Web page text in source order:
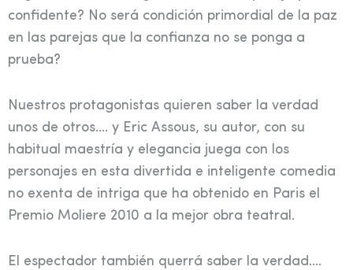
confidente? No será condición primordial de la paz
en las parejas que la confianza no se ponga a
prueba?
Nuestros protagonistas quieren saber la verdad
unos de otros…. y Eric Assous, su autor, con su
habitual maestría y elegancia juega con los
personajes en esta divertida e inteligente comedia
no exenta de intriga que ha obtenido en Paris el
Premio Moliere 2010 a la mejor obra teatral.
El espectador también querrá saber la verdad….